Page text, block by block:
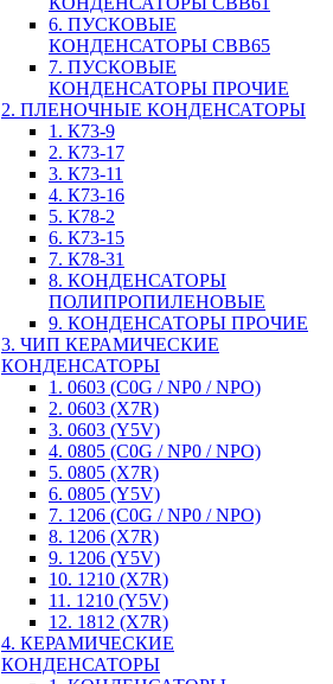
6. ПУСКОВЫЕ
КОНДЕНСАТОРЫ CBB65
7. ПУСКОВЫЕ
КОНДЕНСАТОРЫ ПРОЧИЕ
2. ПЛЕНОЧНЫЕ КОНДЕНСАТОРЫ
1. К73-9
2. К73-17
3. К73-11
4. К73-16
5. К78-2
6. К73-15
7. К78-31
8. КОНДЕНСАТОРЫ
ПОЛИПРОПИЛЕНОВЫЕ
9. КОНДЕНСАТОРЫ ПРОЧИЕ
3. ЧИП КЕРАМИЧЕСКИЕ
КОНДЕНСАТОРЫ
1. 0603 (C0G / NP0 / NPO)
2. 0603 (X7R)
3. 0603 (Y5V)
4. 0805 (C0G / NP0 / NPO)
5. 0805 (X7R)
6. 0805 (Y5V)
7. 1206 (C0G / NP0 / NPO)
8. 1206 (X7R)
9. 1206 (Y5V)
10. 1210 (X7R)
11. 1210 (Y5V)
12. 1812 (X7R)
4. КЕРАМИЧЕСКИЕ
КОНДЕНСАТОРЫ